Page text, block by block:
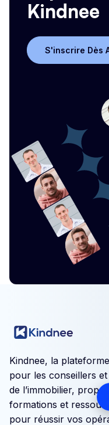
Kindnee
S'inscrire Dès
S'inscrire Dès
Kindnee, la
pour les conseillers
de l’immobilier,
formations et
pour réussir vos